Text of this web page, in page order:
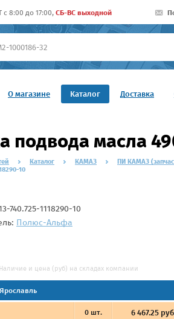
c 8:00 до 17:00, СБ-ВС выходной
О магазине Каталог Доставка
подвода масла
Каталог КАМАЗ ПИ КАМАЗ
10
740.725-1118290-10
Полюс-Альфа
Наличие и цена (руб) на складах компании
0шт. 6 467.25